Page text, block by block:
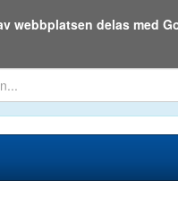
Den 7
webbplatsen delas med